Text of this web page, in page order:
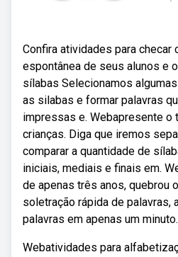
Confira atividades para checar
espontânea de seus alunos e
sílabas Selecionamos
as silabas e formar palavras
impressas e. Webapresente o
crianças. Diga que iremos
comparar a quantidade de
iniciais, mediais e finais em.
de apenas três anos, quebrou
soletração rápida de palavras,
palavras em apenas um minuto.
Webatividades para